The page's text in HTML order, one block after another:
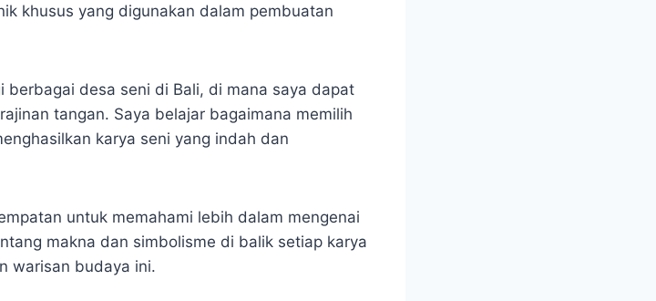
khusus yang digunakan dalam pembuatan
berbagai desa seni di Bali, di mana saya dapat
tangan. Saya belajar bagaimana memilih
karya seni yang indah dan
untuk memahami lebih dalam mengenai
makna dan simbolisme di balik setiap karya
warisan budaya ini.